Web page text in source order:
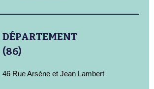
DÉPARTEMENT
(86)
46 Rue Arsène et Jean Lambert